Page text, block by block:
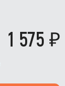
1 575